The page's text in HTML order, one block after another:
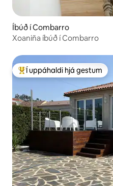
Íbúð í Combarro
Xoaniña íbúð í Combarro
Í mestu uppáhaldi hjá gestum
Í uppáhaldi hjá gestum